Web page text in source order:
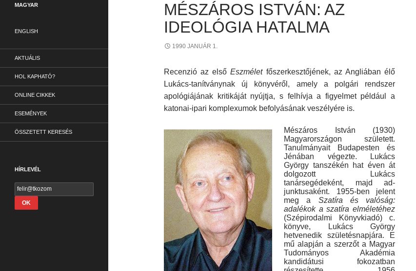
MÉSZÁROS ISTVÁN: AZ
IDEOLÓGIA HATALMA
1990 JANUÁR 1.
Recenzió az elsőEszméletfőszerkesztőjének, az Angliában élő
Lukács-tanítványnak új könyvéről, amely a polgári rendszer
apológiájának kritikáját nyújtja, s felhívja a figyelmet például a
katonai-ipari komplexumok befolyásának veszélyére is.
Mészáros István (1930)
Magyarországon született.
Tanulmányait Budapesten és
Jénában végezte. Lukács
György tanszékén hat éven át
dolgozott Lukács
tanársegédeként, majd ad­
junktusaként. 1955-ben jelent
meg a Szatíra és valóság:
adalékok a szatíra elméletéhez
(Szépirodalmi Könyvkiadó) c.
könyve, Lukács György
hetvenedik születésnapjára. E
mű alapján a szerzőt a Magyar
Tudományos Akadémia
kandidátusi fokozatban
MAGYAR
ENGLISH
AKTUÁLIS
HOL KAPHATÓ?
ONLINE CIKKEK
ESEMÉNYEK
ÖSSZETETT KERESÉS
HÍRLEVÉL